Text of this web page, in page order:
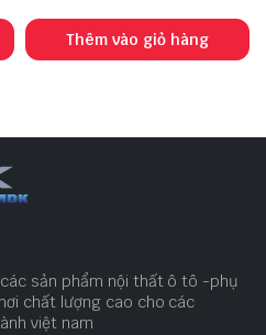
Thêm vào giỏ hàng
sản phẩm nội thất ô tô -phụ
chất lượng cao cho các
việt nam